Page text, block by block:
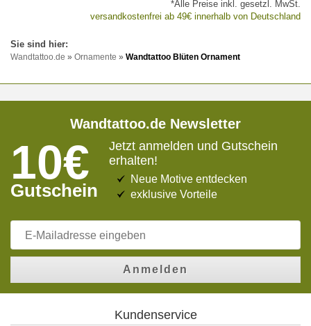
*Alle Preise inkl. gesetzl. MwSt.
versandkostenfrei ab 49€ innerhalb von Deutschland
Wandtattoo.de » Ornamente » Wandtattoo Blüten Ornament
Wandtattoo.de Newsletter
10€
Gutschein
Jetzt anmelden und Gutschein
erhalten!
Neue Motive entdecken
exklusive Vorteile
Anmelden
Kundenservice